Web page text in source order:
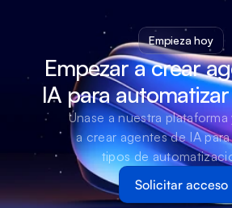
Empieza hoy
Empezar a crear
IA para
Únase a nuestra
a crear agentes de IA
tipos de
Solicitar acceso